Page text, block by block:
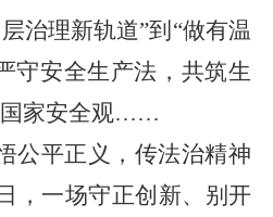
治理新轨道”到 “做有温
守安全生产法，共筑生
家安全观……
公平正义，传法治精神
，一场守正创新、别开